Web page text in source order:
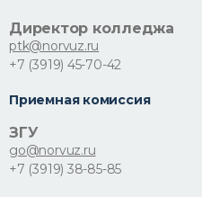
Директор колледжа
ptk@norvuz.ru
+7 (3919) 45-70-42
Приемная комиссия
ЗГУ
go@norvuz.ru
+7 (3919) 38-85-85